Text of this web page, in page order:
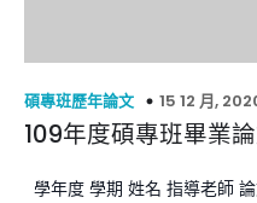
碩專班歷年論文 15 12 月,
109年度碩專班畢業
學年度 學期 姓名 指導老師